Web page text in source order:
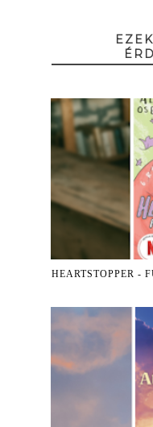
HEARTSTOPPER -